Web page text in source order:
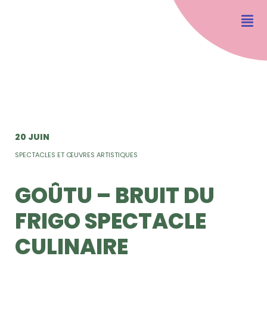
20 JUIN
SPECTACLES ET ŒUVRES ARTISTIQUES
GOÛTU – BRUIT DU
FRIGO SPECTACLE
CULINAIRE